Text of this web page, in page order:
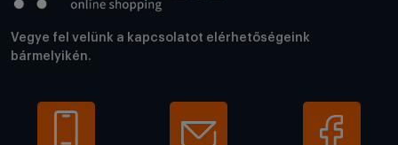
Vegye fel velünk a kapcsolatot elérhetőségeink
bármelyikén.